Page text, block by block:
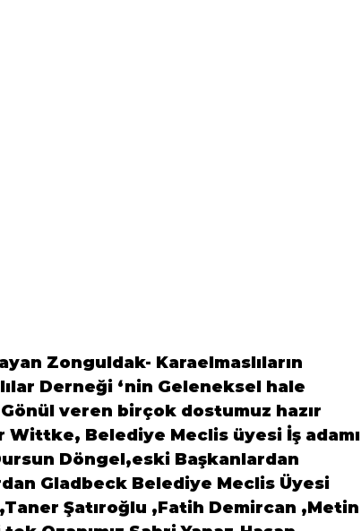
Zonguldak- Karaelmaslıların
Derneği ‘nin Geleneksel hale
veren birçok dostumuz hazır
Belediye Meclis üyesi İş adamı
Döngel,eski Başkanlardan
Gladbeck Belediye Meclis Üyesi
Şatıroğlu ,Fatih Demircan ,Metin